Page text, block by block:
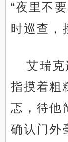
“夜里不
时巡查，
艾瑞克
指摸着粗
忑，待他
确认门外